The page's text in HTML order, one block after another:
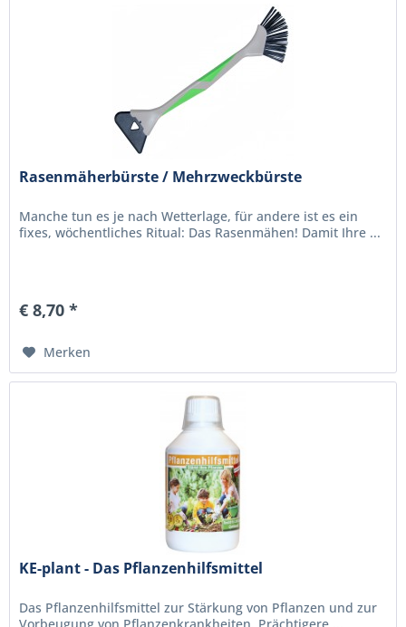
Rasenmäherbürste / Mehrzweckbürste
Manche tun es je nach Wetterlage, für andere ist es ein
fixes, wöchentliches Ritual: Das Rasenmähen! Damit Ihre ...
€ 8,70 *
Merken
KE-plant - Das Pflanzenhilfsmittel
Das Pflanzenhilfsmittel zur Stärkung von Pflanzen und zur
Vorbeugung von Pflanzenkrankheiten. Prächtigere ...